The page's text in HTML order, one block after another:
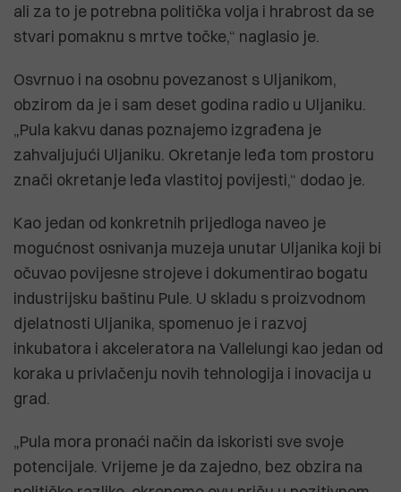
ali za to je potrebna politička volja i hrabrost da se
stvari pomaknu s mrtve točke,“ naglasio je.
Osvrnuo i na osobnu povezanost s Uljanikom,
obzirom da je i sam deset godina radio u Uljaniku.
„Pula kakvu danas poznajemo izgrađena je
zahvaljujući Uljaniku. Okretanje leđa tom prostoru
znači okretanje leđa vlastitoj povijesti,“ dodao je.
Kao jedan od konkretnih prijedloga naveo je
mogućnost osnivanja muzeja unutar Uljanika koji bi
očuvao povijesne strojeve i dokumentirao bogatu
industrijsku baštinu Pule. U skladu s proizvodnom
djelatnosti Uljanika, spomenuo je i razvoj
inkubatora i akceleratora na Vallelungi kao jedan od
koraka u privlačenju novih tehnologija i inovacija u
grad.
„Pula mora pronaći način da iskoristi sve svoje
potencijale. Vrijeme je da zajedno, bez obzira na